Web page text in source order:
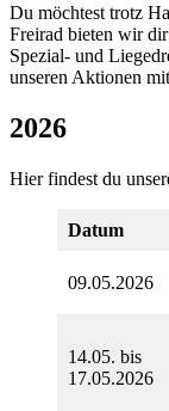
Du möchtest trotz
Freirad bieten wir
Spezial- und
unseren Aktionen
2026
Hier findest du
Datum
09.05.2026
14.05. bis
17.05.2026